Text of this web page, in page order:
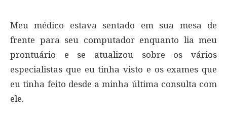
Meu médico estava sentado em sua mesa de
frente para seu computador enquanto lia meu
prontuário e se atualizou sobre os vários
especialistas que eu tinha visto e os exames que
eu tinha feito desde a minha última consulta com
ele.